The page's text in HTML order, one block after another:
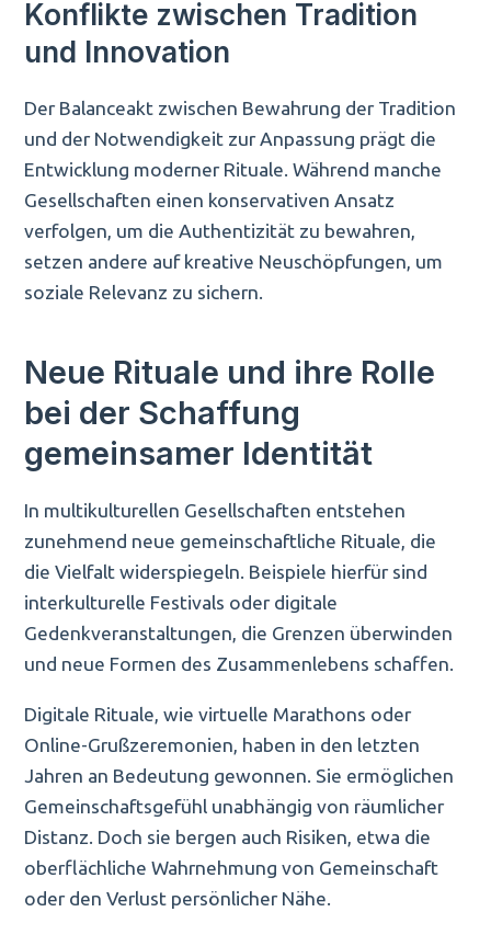
Konflikte zwischen Tradition
und Innovation
Der Balanceakt zwischen Bewahrung der Tradition
und der Notwendigkeit zur Anpassung prägt die
Entwicklung moderner Rituale. Während manche
Gesellschaften einen konservativen Ansatz
verfolgen, um die Authentizität zu bewahren,
setzen andere auf kreative Neuschöpfungen, um
soziale Relevanz zu sichern.
Neue Rituale und ihre Rolle
bei der Schaffung
gemeinsamer Identität
In multikulturellen Gesellschaften entstehen
zunehmend neue gemeinschaftliche Rituale, die
die Vielfalt widerspiegeln. Beispiele hierfür sind
interkulturelle Festivals oder digitale
Gedenkveranstaltungen, die Grenzen überwinden
und neue Formen des Zusammenlebens schaffen.
Digitale Rituale, wie virtuelle Marathons oder
Online-Grußzeremonien, haben in den letzten
Jahren an Bedeutung gewonnen. Sie ermöglichen
Gemeinschaftsgefühl unabhängig von räumlicher
Distanz. Doch sie bergen auch Risiken, etwa die
oberflächliche Wahrnehmung von Gemeinschaft
oder den Verlust persönlicher Nähe.